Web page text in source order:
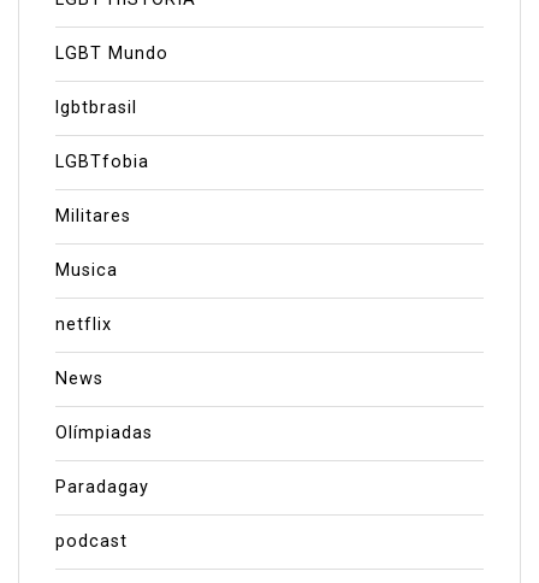
LGBT Mundo
lgbtbrasil
LGBTfobia
Militares
Musica
netflix
News
Olímpiadas
Paradagay
podcast